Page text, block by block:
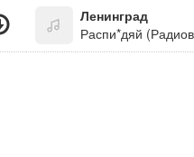
Ленинград
Распи*дяй